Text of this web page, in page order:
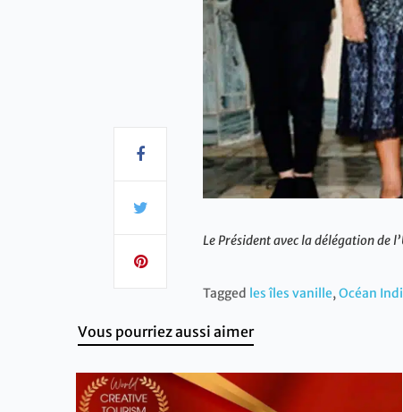
Le Président avec la délégation de
Tagged les îles vanille,Océan
Vous pourriez aussi aimer